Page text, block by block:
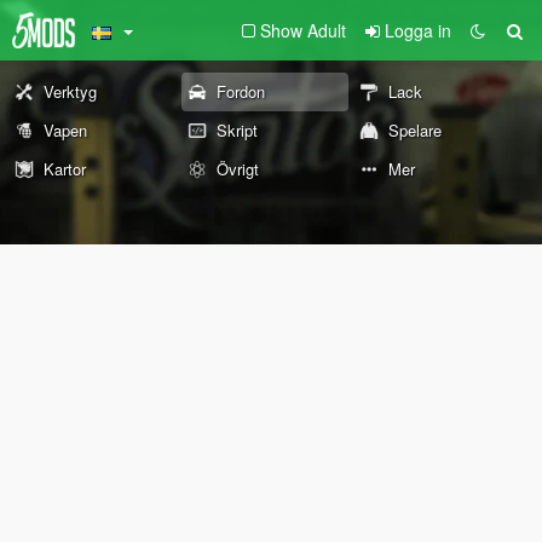
Show Adult Logga in
Verktyg Fordon
Lack
Vapen
Skript
Spelare
Kartor
Övrigt Mer